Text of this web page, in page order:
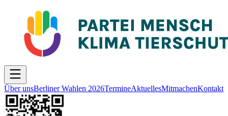
Über unsBerliner Wahlen 2026TermineAktuellesMitmachenKontakt